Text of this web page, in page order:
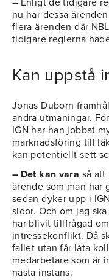
– Enligt de tidigare
nu har dessa
flera ärenden där
tidigare reglerna
Kan uppstå
Jonas Duborn
andra utmaningar.
IGN har han jobbat
marknadsföring till
kan potentiellt sett
– Det kan vara så
ärende som man har
sedan dyker upp i
sidor. Och om jag
har blivit tillfrågad
intressekonflikt. Då
fallet utan får låta
medarbetare som är
nästa instans.